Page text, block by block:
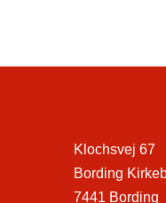
Klochsvej 67
Bording
7441 Bording